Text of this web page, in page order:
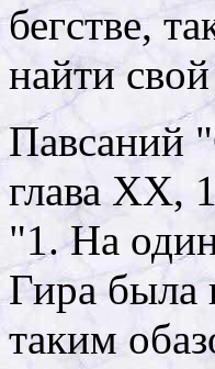
бегстве,
найти
Павсаний
глава XX,
"1. На
Гира была
таким